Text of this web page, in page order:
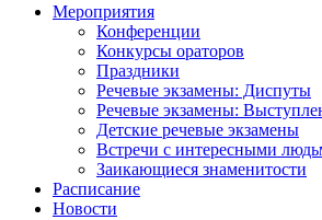
Мероприятия
Конференции
Конкурсы ораторов
Праздники
Речевые экзамены: Диспуты
Речевые экзамены:
Детские речевые экзамены
Встречи с интересными
Заикающиеся знаменитости
Расписание
Новости